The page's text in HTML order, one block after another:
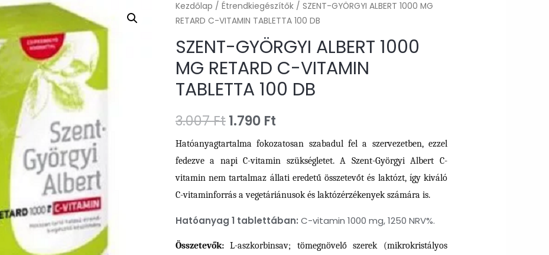
Kezdőlap / Étrendkiegészítők / SZENT-GYÖRGYI ALBERT 1000 MG
RETARD C-VITAMIN TABLETTA 100 DB
SZENT-GYÖRGYI ALBERT 1000
MG RETARD C-VITAMIN
TABLETTA 100 DB
3.007FtOriginal
price
was:
3.007 Ft.
1.790 Ft
price
is:
1.790 Ft.
Hatóanyagtartalma fokozatosan szabadul fel a szervezetben, ezzel
fedezve a napi C-vitamin szükségletet. A Szent-Györgyi Albert C-
vitamin nem tartalmaz állati eredetű összetevőt és laktózt, így kiváló
C-vitaminforrás a vegetáriánusok és laktózérzékenyek számára is.
Hatóanyag 1 tablettában: C-vitamin 1000 mg, 1250 NRV%.
Összetevők: L-aszkorbinsav; tömegnövelő szerek (mikrokristályos